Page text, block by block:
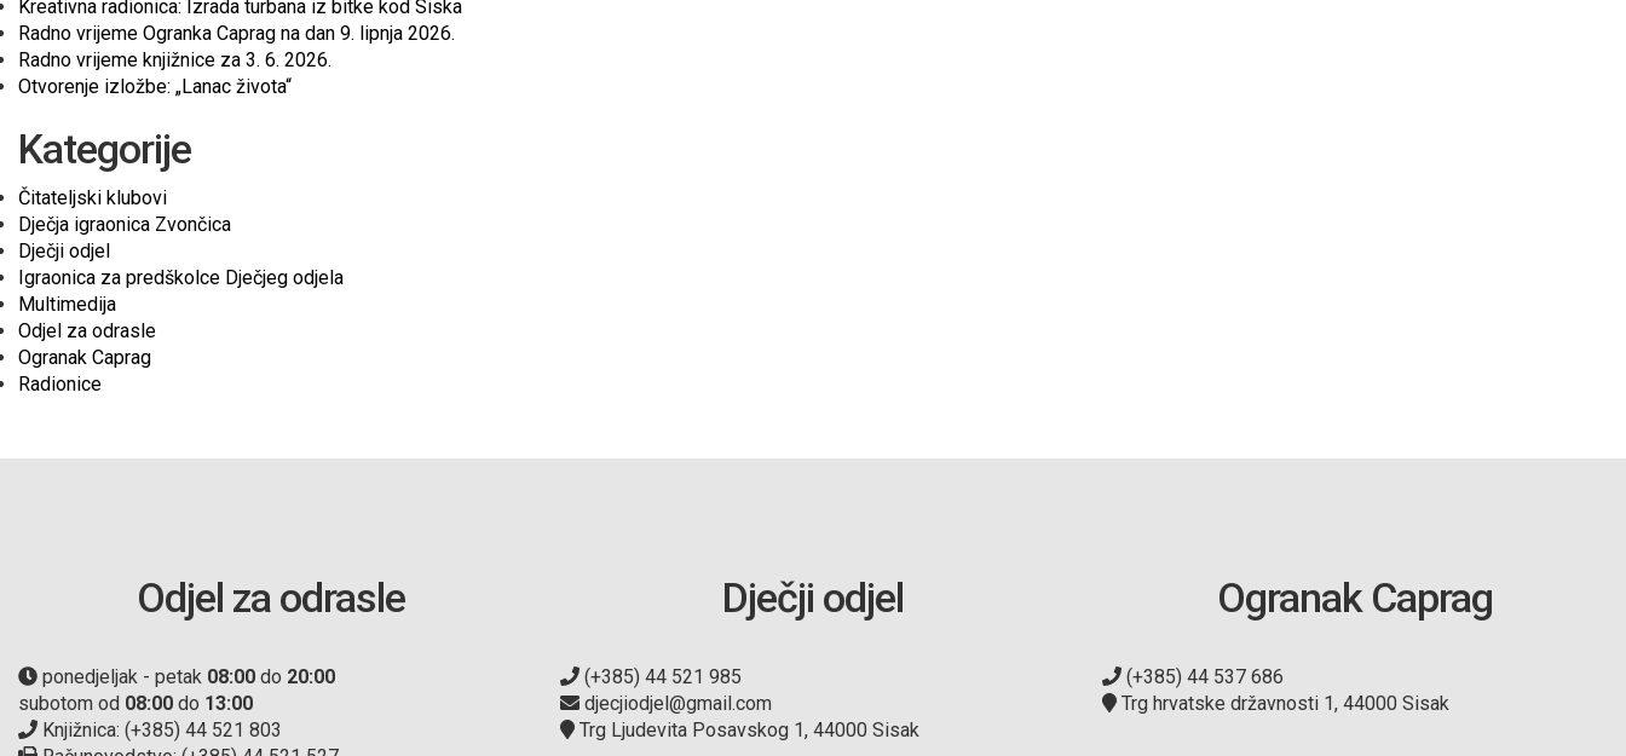
Kreativna radionica: Izrada turbana iz bitke kod Siska
Radno vrijeme Ogranka Caprag na dan 9. lipnja 2026.
Radno vrijeme knjižnice za 3. 6. 2026.
Otvorenje izložbe: „Lanac života“
Kategorije
Čitateljski klubovi
Dječja igraonica Zvončica
Dječji odjel
Igraonica za predškolce Dječjeg odjela
Multimedija
Odjel za odrasle
Ogranak Caprag
Radionice
Odjel za odrasle
ponedjeljak - petak 08:00 do 20:00
subotom od 08:00 do 13:00
Knjižnica: (+385) 44 521 803
Dječji odjel
(+385) 44 521 985
djecjiodjel@gmail.com
Trg Ljudevita Posavskog 1, 44000 Sisak
Ogranak Caprag
(+385) 44 537 686
Trg hrvatske državnosti 1, 44000 Sisak